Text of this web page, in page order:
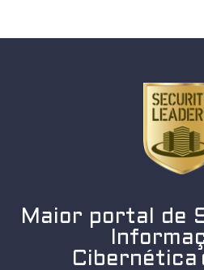
Maior portal de
Cibernética